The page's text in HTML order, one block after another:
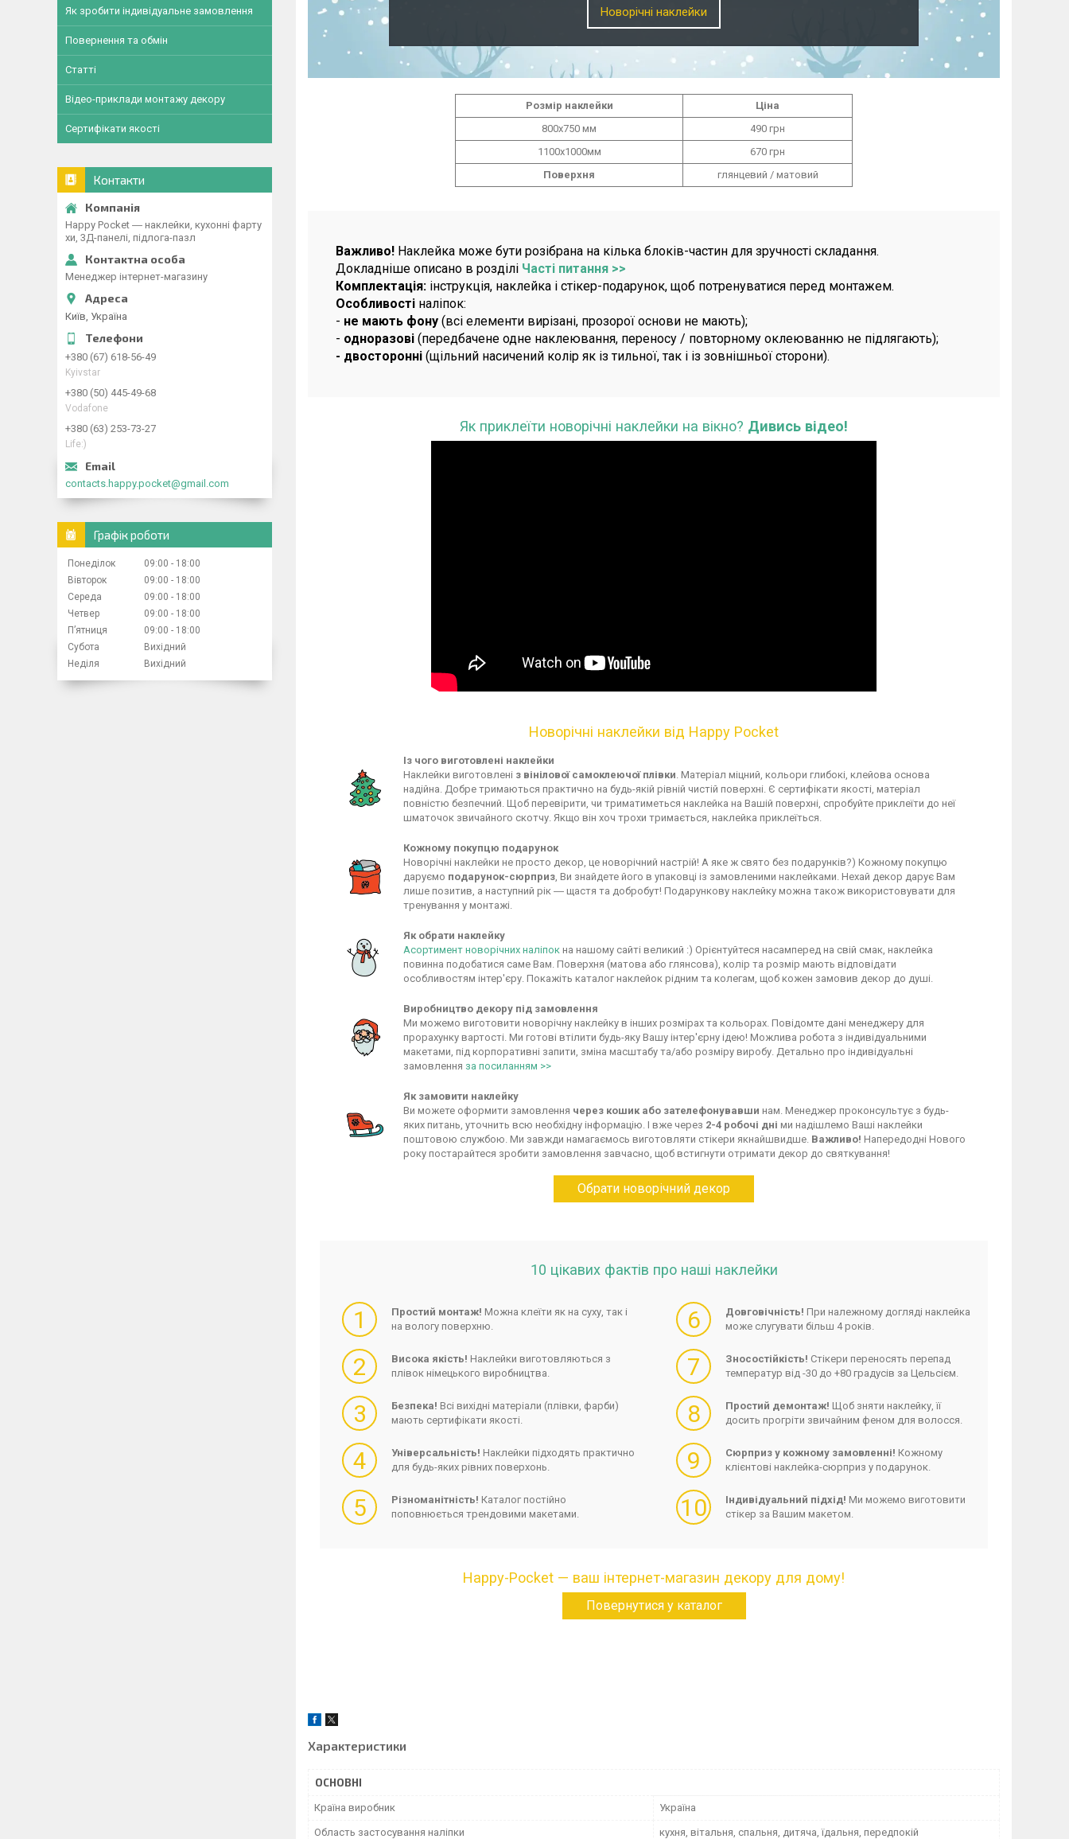
Новорічні наклейки
Розмір наклейки
Ціна
800х750 мм
490 грн
1100х1000мм
670 грн
Поверхня
глянцевий / матовий
Важливо! Наклейка може бути розібрана на кілька блоків-частин для зручності складання.
Докладніше описано в розділі Часті питання >>
Комплектація: інструкція, наклейка і стікер-подарунок, щоб потренуватися перед монтажем.
Особливості наліпок:
- не мають фону (всі елементи вирізані, прозорої основи не мають);
- одноразові (передбачене одне наклеювання, переносу / повторному оклеюванню не підлягають);
- двосторонні (щільний насичений колір як із тильної, так і із зовнішньої сторони).
Як приклеїти новорічні наклейки на вікно? Дивись відео!
Новорічні наклейки від Happy Pocket
Із чого виготовлені наклейки
Наклейки виготовлені з вінілової самоклеючої плівки . Матеріал міцний, кольори глибокі, клейова основа
надійна. Добре тримаються практично на будь-якій рівній чистій поверхні. Є сертифікати якості, матеріал
повністю безпечний. Щоб перевірити, чи триматиметься наклейка на Вашій поверхні, спробуйте приклеїти до неї
шматочок звичайного скотчу. Якщо він хоч трохи тримається, наклейка приклеїться.
Кожному покупцю подарунок
Новорічні наклейки не просто декор, це новорічний настрій! А яке ж свято без подарунків?) Кожному покупцю
даруємо подарунок-сюрприз , Ви знайдете його в упаковці із замовленими наклейками. Нехай декор дарує Вам
лише позитив, а наступний рік ― щастя та добробут! Подарункову наклейку можна також використовувати для
тренування у монтажі.
Як обрати наклейку
Асортимент новорічних наліпок на нашому сайті великий :) Орієнтуйтеся насамперед на свій смак, наклейка
повинна подобатися саме Вам. Поверхня (матова або глянсова), колір та розмір мають відповідати
особливостям інтер'єру. Покажіть каталог наклейок рідним та колегам, щоб кожен замовив декор до душі.
Виробництво декору під замовлення
Ми можемо виготовити новорічну наклейку в інших розмірах та кольорах. Повідомте дані менеджеру для
прорахунку вартості. Ми готові втілити будь-яку Вашу інтер'єрну ідею! Можлива робота з індивідуальними
макетами, під корпоративні запити, зміна масштабу та/або розміру виробу. Детально про індивідуальні
замовлення за посиланням >>
Як замовити наклейку
Ви можете оформити замовлення через кошик або зателефонувавши нам. Менеджер проконсультує з будь-
яких питань, уточнить всю необхідну інформацію. І вже через 2-4 робочі дні ми надішлемо Ваші наклейки
поштовою службою. Ми завжди намагаємось виготовляти стікери якнайшвидше. Важливо! Напередодні Нового
року постарайтеся зробити замовлення завчасно, щоб встигнути отримати декор до святкування!
Обрати новорічний декор
10 цікавих фактів про наші наклейки
1 Простий монтаж! Можна клеїти як на суху, так і
на вологу поверхню.
2 Висока якість! Наклейки виготовляються з
плівок німецького виробництва.
3 Безпека! Всі вихідні матеріали (плівки, фарби)
мають сертифікати якості.
4 Універсальність! Наклейки підходять практично
для будь-яких рівних поверхонь.
5 Різноманітність! Каталог постійно
поповнюється трендовими макетами.
6 Довговічність! При належному догляді наклейка
може слугувати більш 4 років.
7 Зносостійкість! Стікери переносять перепад
температур від -30 до +80 градусів за Цельсієм.
8 Простий демонтаж! Щоб зняти наклейку, її
досить прогріти звичайним феном для волосся.
9 Сюрприз у кожному замовленні! Кожному
клієнтові наклейка-сюрприз у подарунок.
10 Індивідуальний підхід! Ми можемо виготовити
стікер за Вашим макетом.
Happy-Pocket — ваш інтернет-магазин декору для дому!
Повернутися у каталог
Характеристики
ОСНОВНІ
Країна виробник Україна
Область застосування наліпки кухня, вітальня, спальня, дитяча, їдальня, передпокій
Як зробити індивідуальне замовлення
Повернення та обмін
Статті
Відео-приклади монтажу декору
Сертифікати якості
Контакти
Happy Pocket ― наклейки, кухонні фарту
хи, 3Д-панелі, підлога-пазл
Менеджер інтернет-магазину
Київ, Україна
+380 (67) 618-56-49
Kyivstar
+380 (50) 445-49-68
Vodafone
+380 (63) 253-73-27
Life:)
contacts.happy.pocket@gmail.com
Графік роботи
Понеділок 09:00
18:00
Вівторок
09:00
18:00
Середа
09:00
18:00
Четвер
09:00
18:00
Пʼятниця
09:00
18:00
Субота
Вихідний
Неділя
Вихідний